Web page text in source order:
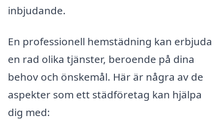
inbjudande.
En professionell hemstädning kan erbjuda
en rad olika tjänster, beroende på dina
behov och önskemål. Här är några av de
aspekter som ett städföretag kan hjälpa
dig med: